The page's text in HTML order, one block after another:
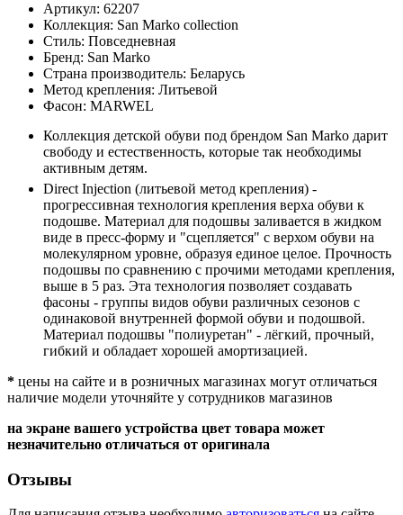
Артикул: 62207
Коллекция: San Marko collection
Стиль: Повседневная
Бренд: San Marko
Страна производитель: Беларусь
Метод крепления: Литьевой
Фасон: MARWEL
Коллекция детской обуви под брендом San Marko дарит
свободу и естественность, которые так необходимы
активным детям.
Direct Injection (литьевой метод крепления) -
прогрессивная технология крепления верха обуви к
подошве. Материал для подошвы заливается в жидком
виде в пресс-форму и "сцепляется" с верхом обуви на
молекулярном уровне, образуя единое целое. Прочность
подошвы по сравнению с прочими методами крепления,
выше в 5 раз. Эта технология позволяет создавать
фасоны - группы видов обуви различных сезонов с
одинаковой внутренней формой обуви и подошвой.
Материал подошвы "полиуретан" - лёгкий, прочный,
гибкий и обладает хорошей амортизацией.
* цены на сайте и в розничных магазинах могут отличаться
наличие модели уточняйте у сотрудников магазинов
на экране вашего устройства цвет товара может
незначительно отличаться от оригинала
Отзывы